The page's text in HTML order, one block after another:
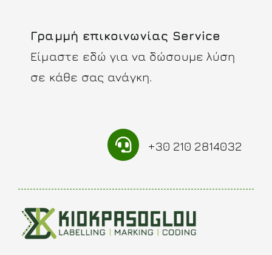
Γραμμή επικοινωνίας Service
Είμαστε εδώ για να δώσουμε λύση
σε κάθε σας ανάγκη.
+30 210 2814032